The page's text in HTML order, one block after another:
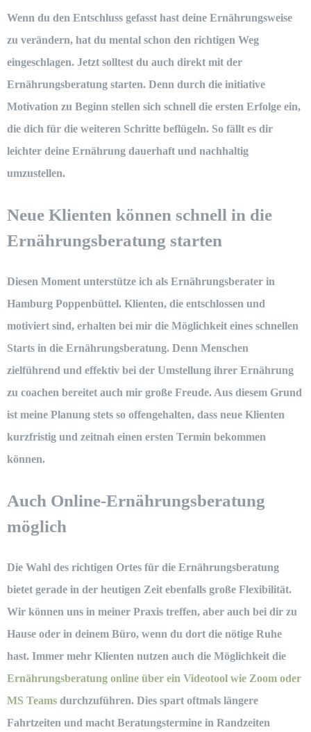
Wenn du den Entschluss gefasst hast deine Ernährungsweise
zu verändern, hat du mental schon den richtigen Weg
eingeschlagen. Jetzt solltest du auch direkt mit der
Ernährungsberatung starten. Denn durch die initiative
Motivation zu Beginn stellen sich schnell die ersten Erfolge ein,
die dich für die weiteren Schritte beflügeln. So fällt es dir
leichter deine Ernährung dauerhaft und nachhaltig
umzustellen.
Neue Klienten können schnell in die
Ernährungsberatung starten
Diesen Moment unterstütze ich als Ernährungsberater in
Hamburg Poppenbüttel. Klienten, die entschlossen und
motiviert sind, erhalten bei mir die Möglichkeit eines schnellen
Starts in die Ernährungsberatung. Denn Menschen
zielführend und effektiv bei der Umstellung ihrer Ernährung
zu coachen bereitet auch mir große Freude. Aus diesem Grund
ist meine Planung stets so offengehalten, dass neue Klienten
kurzfristig und zeitnah einen ersten Termin bekommen
können.
Auch Online-Ernährungsberatung
möglich
Die Wahl des richtigen Ortes für die Ernährungsberatung
bietet gerade in der heutigen Zeit ebenfalls große Flexibilität.
Wir können uns in meiner Praxis treffen, aber auch bei dir zu
Hause oder in deinem Büro, wenn du dort die nötige Ruhe
hast. Immer mehr Klienten nutzen auch die Möglichkeit die
Ernährungsberatung online über ein Videotool wie Zoom oder
MS Teams durchzuführen. Dies spart oftmals längere
Fahrtzeiten und macht Beratungstermine in Randzeiten